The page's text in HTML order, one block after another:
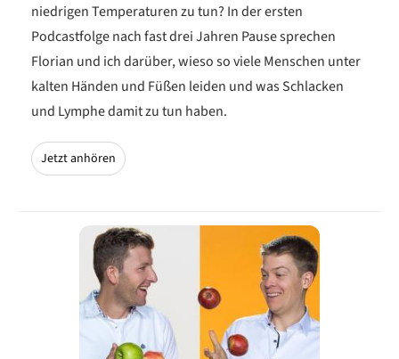
niedrigen Temperaturen zu tun? In der ersten
Podcastfolge nach fast drei Jahren Pause sprechen
Florian und ich darüber, wieso so viele Menschen unter
kalten Händen und Füßen leiden und was Schlacken
und Lymphe damit zu tun haben.
Jetzt anhören